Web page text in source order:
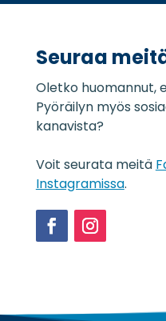
*
o
s
l
o
s
*
Seuraa
Oletko huomannut,
Pyöräilyn myös
kanavista?
Voit seurata meitä
Instagramissa.